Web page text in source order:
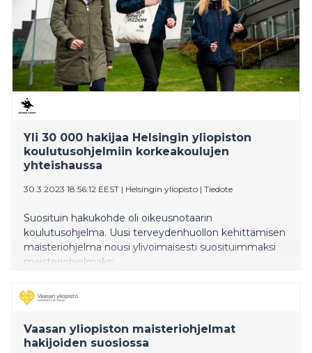
Yli 30 000 hakijaa Helsingin yliopiston
koulutusohjelmiin korkeakoulujen
yhteishaussa
30.3.2023 18:56:12 EEST | Helsingin yliopisto | Tiedote
Suosituin hakukohde oli oikeusnotaarin
koulutusohjelma. Uusi terveydenhuollon kehittämisen
maisteriohjelma nousi ylivoimaisesti suosituimmaksi
maisteriohjelmaksi.
Vaasan yliopiston maisteriohjelmat
hakijoiden suosiossa